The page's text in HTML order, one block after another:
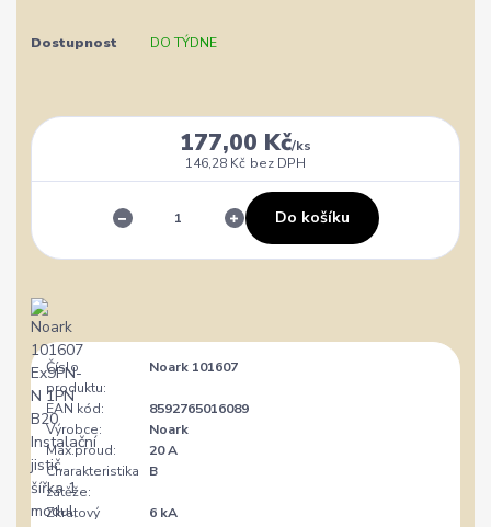
Dostupnost DO TÝDNE
177,00 Kč/ks
146,28 Kč bez DPH
Do košíku
Číslo
produktu:
Noark 101607
EAN kód:
8592765016089
Výrobce:
Noark
Max.proud:
20 A
Charakteristika
zátěže:
B
Zkratový
6 kA